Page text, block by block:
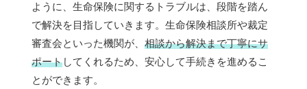
ように、生命保険に関するトラブルは、段階を踏ん
で解決を目指していきます。生命保険相談所や裁定
審査会といった機関が、 相談から解決まで丁寧にサ
ポートしてくれるため、安心して手続きを進めるこ
とができます。